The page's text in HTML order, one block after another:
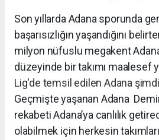
Son yıllarda Adana sporunda
başarısızlığın yaşandığını
milyon nüfuslu megakent
düzeyinde bir takımı maalesef
Lig'de temsil edilen Adana
Geçmişte yaşanan Adana
rekabeti Adana’ya canlılık
olabilmek için herkesin